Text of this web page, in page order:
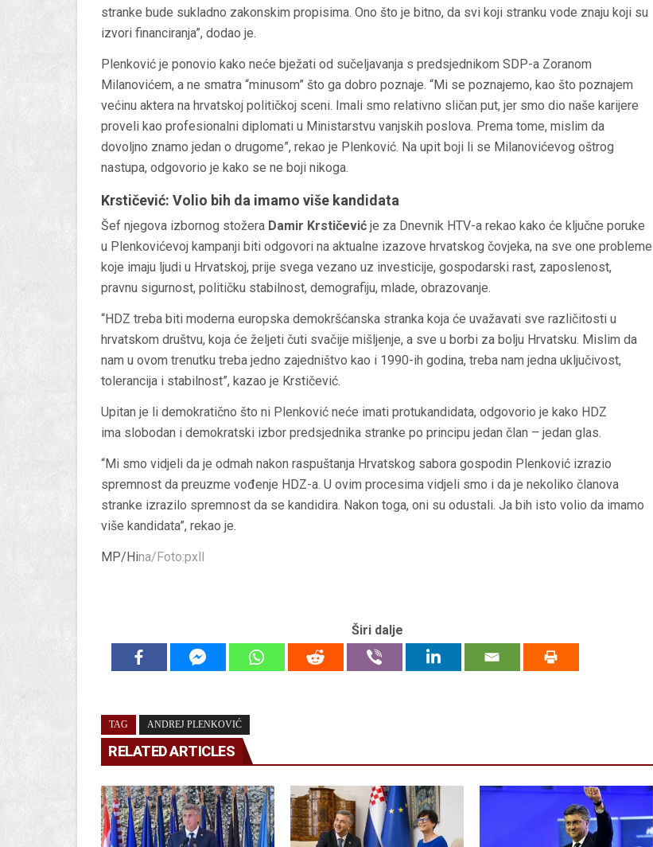
stranke bude sukladno zakonskim propisima. Ono što je bitno, da svi koji stranku vode znaju koji su
izvori financiranja”, dodao je.
Plenković je ponovio kako neće bježati od sučeljavanja s predsjednikom SDP-a Zoranom
Milanovićem, a ne smatra “minusom” što ga dobro poznaje. “Mi se poznajemo, kao što poznajem
većinu aktera na hrvatskoj političkoj sceni. Imali smo relativno sličan put, jer smo dio naše karijere
proveli kao profesionalni diplomati u Ministarstvu vanjskih poslova. Prema tome, mislim da
dovoljno znamo jedan o drugome”, rekao je Plenković. Na upit boji li se Milanovićevog oštrog
nastupa, odgovorio je kako se ne boji nikoga.
Krstičević: Volio bih da imamo više kandidata
Šef njegova izbornog stožera Damir Krstičević je za Dnevnik HTV-a rekao kako će ključne poruke
u Plenkovićevoj kampanji biti odgovori na aktualne izazove hrvatskog čovjeka, na sve one probleme
koje imaju ljudi u Hrvatskoj, prije svega vezano uz investicije, gospodarski rast, zaposlenost,
pravnu sigurnost, političku stabilnost, demografiju, mlade, obrazovanje.
“HDZ treba biti moderna europska demokršćanska stranka koja će uvažavati sve različitosti u
hrvatskom društvu, koja će željeti čuti svačije mišljenje, a sve u borbi za bolju Hrvatsku. Mislim da
nam u ovom trenutku treba jedno zajedništvo kao i 1990-ih godina, treba nam jedna uključivost,
tolerancija i stabilnost”, kazao je Krstičević.
Upitan je li demokratično što ni Plenković neće imati protukandidata, odgovorio je kako HDZ
ima slobodan i demokratski izbor predsjednika stranke po principu jedan član – jedan glas.
“Mi smo vidjeli da je odmah nakon raspuštanja Hrvatskog sabora gospodin Plenković izrazio
spremnost da preuzme vođenje HDZ-a. U ovim procesima vidjeli smo i da je nekoliko članova
stranke izrazilo spremnost da se kandidira. Nakon toga, oni su odustali. Ja bih isto volio da imamo
više kandidata”, rekao je.
MP/Hina/Foto:pxll
Širi dalje
TAG ANDREJ PLENKOVIĆ
RELATED ARTICLES